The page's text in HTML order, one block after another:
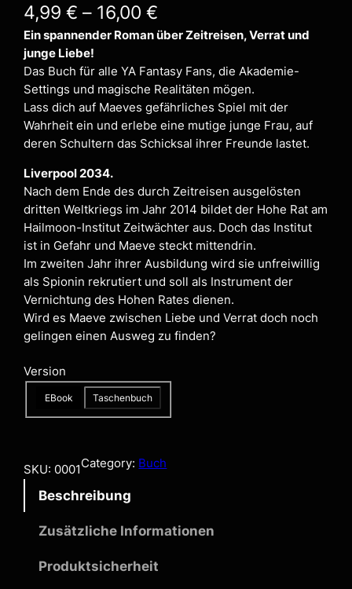
Bewertet
mit
von 5,
basierend
auf
1
Kundenbew
ertung
4,99€ – 16,00€
Ein spannender Roman über Zeitreisen, Verrat und
junge Liebe!
Das Buch für alle YA Fantasy Fans, die Akademie-
Settings und magische Realitäten mögen.
Lass dich auf Maeves gefährliches Spiel mit der
Wahrheit ein und erlebe eine mutige junge Frau, auf
deren Schultern das Schicksal ihrer Freunde lastet.
Liverpool 2034.
Nach dem Ende des durch Zeitreisen ausgelösten
dritten Weltkriegs im Jahr 2014 bildet der Hohe Rat am
Hailmoon-Institut Zeitwächter aus. Doch das Institut
ist in Gefahr und Maeve steckt mittendrin.
Im zweiten Jahr ihrer Ausbildung wird sie unfreiwillig
als Spionin rekrutiert und soll als Instrument der
Vernichtung des Hohen Rates dienen.
Wird es Maeve zwischen Liebe und Verrat doch noch
gelingen einen Ausweg zu finden?
Version
EBook Taschenbuch
SKU: 0001Category: Buch
Beschreibung
Zusätzliche Informationen
Produktsicherheit